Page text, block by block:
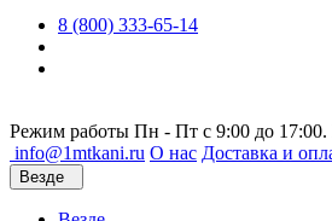
8 (800) 333-65-14
Режим работы Пн - Пт с 9:00 до
info@1mtkani.ru О нас Доставка и
Везде